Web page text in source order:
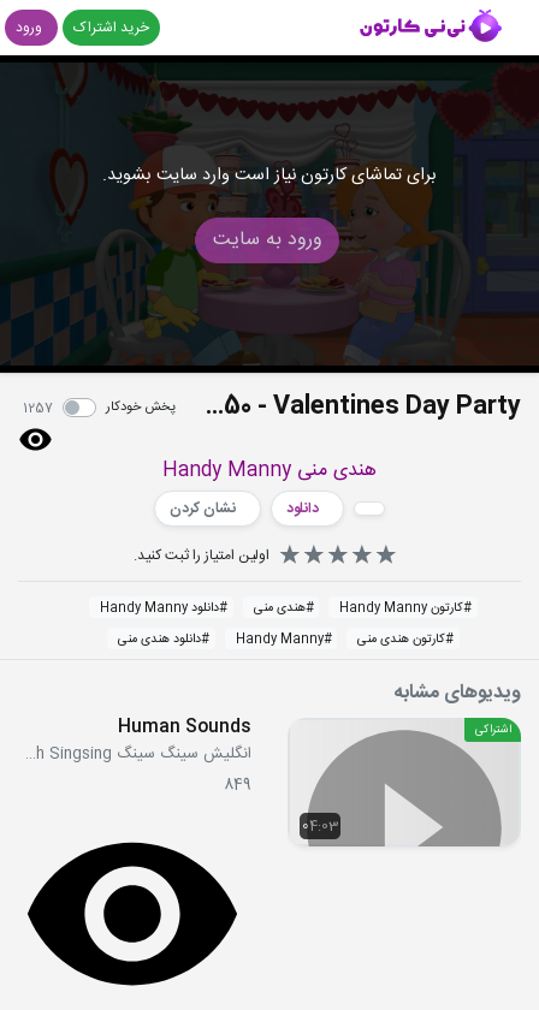
خرید اشتراک ورود
برای تماشای کارتون نیاز است وارد سایت بشوید.
ورود به سایت
S03E50 - Valentines Day Party پخش خودکار 1257
هندی منی Handy Manny
دانلود
نشان کردن
اولین امتیاز را ثبت کنید.
#کارتون Handy Manny #هندی منی #دانلود Handy Manny
#کارتون هندی منی #
Handy Manny
#دانلود هندی منی
ویدیوهای مشابه
04:03
اشتراکی Human Sounds
انگلیش سینگ سینگ English Singsing
849